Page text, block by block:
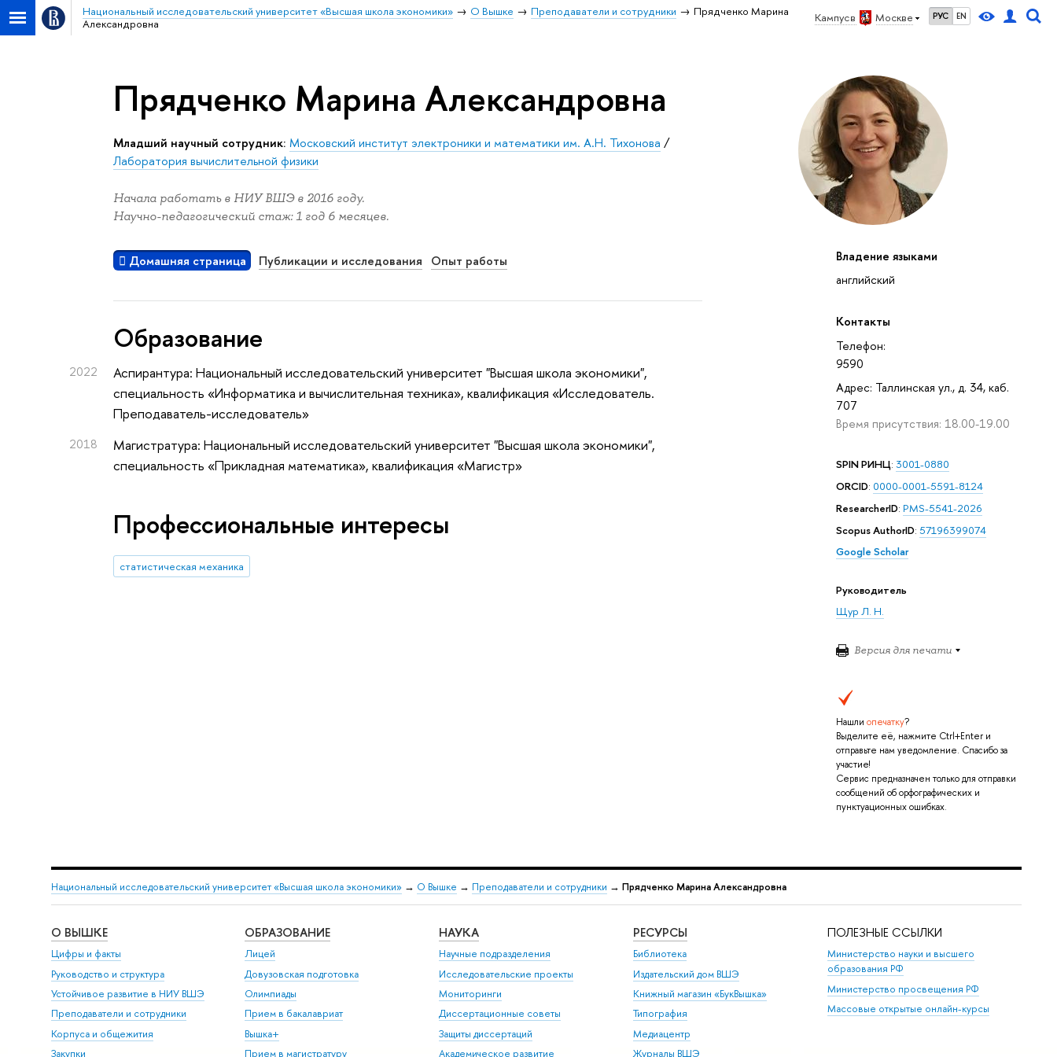
Кампус в Москве РУС EN
Национальный исследовательский университет «Высшая школа экономики» О Вышке Преподаватели и сотрудники
Прядченко Марина
Александровна
Владение языками
английский
Контакты
Телефон:
9590
Адрес: Таллинская ул., д. 34, каб.
707
Время присутствия: 18.00-19.00
SPIN РИНЦ: 3001-0880
ORCID: 0000-0001-5591-8124
ResearcherID: PMS-5541-2026
Scopus AuthorID: 57196399074
Google Scholar
Руководитель
Щур Л. Н.
Версия для печати
Нашли опечатку?
Выделите её, нажмите Ctrl+Enter и
отправьте нам уведомление. Спасибо за
участие!
Сервис предназначен только для отправки
сообщений об орфографических и
пунктуационных ошибках.
Прядченко Марина Александровна
Младший научный сотрудник: Московский институт электроники и математики им. А.Н. Тихонова /
Лаборатория вычислительной физики
Начала работать в НИУ ВШЭ в 2016 году.
Научно-педагогический стаж: 1 год 6 месяцев.
Домашняя страница Публикации и исследования Опыт работы
Oбразование
2022
Аспирантура: Национальный исследовательский университет "Высшая школа экономики",
специальность «Информатика и вычислительная техника», квалификация «Исследователь.
Преподаватель-исследователь»
2018
Магистратура: Национальный исследовательский университет "Высшая школа экономики",
специальность «Прикладная математика», квалификация «Магистр»
Профессиональные интересы
статистическая механика
Национальный исследовательский университет «Высшая школа экономики» → О Вышке → Преподаватели и сотрудники → Прядченко Марина Александровна
О ВЫШКЕ
Цифры и факты
Руководство и структура
Устойчивое развитие в НИУ ВШЭ
Преподаватели и сотрудники
Корпуса и общежития
Закупки
ОБРАЗОВАНИЕ
Лицей
Довузовская подготовка
Олимпиады
Прием в бакалавриат
Вышка+
Прием в магистратуру
НАУКА
Научные подразделения
Исследовательские проекты
Мониторинги
Диссертационные советы
Защиты диссертаций
Академическое развитие
РЕСУРСЫ
Библиотека
Издательский дом ВШЭ
Книжный магазин «БукВышка»
Типография
Медиацентр
Журналы ВШЭ
ПОЛЕЗНЫЕ ССЫЛКИ
Министерство науки и высшего
образования РФ
Министерство просвещения РФ
Массовые открытые онлайн-курсы